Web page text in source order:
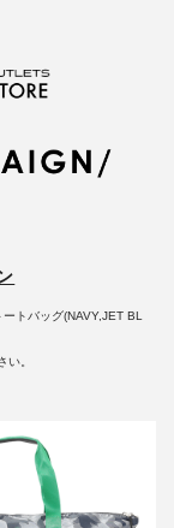
トバッグ(NAVY,JET BL
。